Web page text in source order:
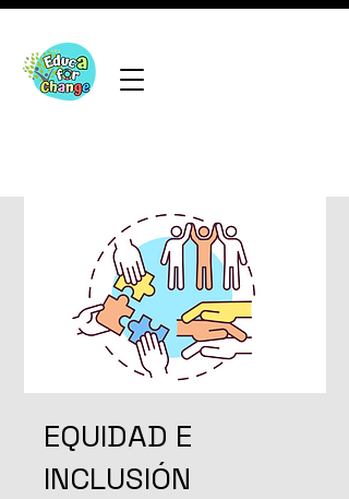
EQUIDAD E
INCLUSIÓN